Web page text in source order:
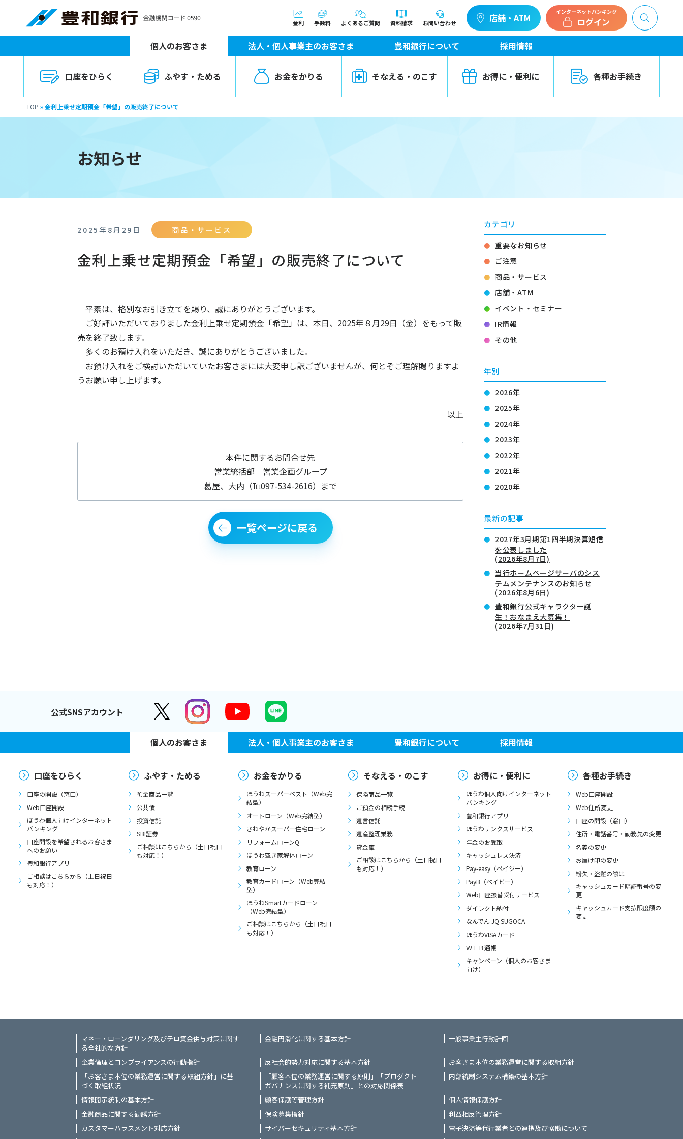
金利 手数料 よくあるご質問 資料請求 お問い合わせ 店舗・ATM
インターネットバンキング
ログイン
個人のお客さま
法人・個人事業主のお客さま 豊和銀行について 採用情報
口座をひらく ふやす・ためる お金をかりる そなえる・のこす お得に・便利に 各種お手続き
TOP »金利上乗せ定期預金「希望」の販売終了について
お知らせ
2025年8月29日 商品・サービス
金利上乗せ定期預金「希望」の販売終了について
平素は、格別なお引き立てを賜り、誠にありがとうございます。
ご好評いただいておりました金利上乗せ定期預金「希望」は、本日、2025年８月29日（金）をもって販
売を終了致します。
多くのお預け入れをいただき、誠にありがとうございました。
お預け入れをご検討いただいていたお客さまには大変申し訳ございませんが、何とぞご理解賜りますよ
うお願い申し上げます。
以上
本件に関するお問合せ先
営業統括部 営業企画グループ
葛屋、大内（℡097-534-2616）まで
一覧ページに戻る
カテゴリ
重要なお知らせ
ご注意
商品・サービス
店舗・ATM
イベント・セミナー
IR情報
その他
年別
2026年
2025年
2024年
2023年
2022年
2021年
2020年
最新の記事
2027年3月期第1四半期決算短信
を公表しました
(2026年8月7日)
当行ホームページサーバのシス
テムメンテナンスのお知らせ
(2026年8月6日)
豊和銀行公式キャラクター誕
生！おなまえ大募集！
(2026年7月31日)
公式SNSアカウント
個人のお客さま 法人・個人事業主のお客さま 豊和銀行について 採用情報
口座をひらく
口座の開設（窓口）
Web口座開設
ほうわ個人向けインターネット
バンキング
口座開設を希望されるお客さま
へのお願い
豊和銀行アプリ
ご相談はこちらから（土日祝日
も対応！）
ふやす・ためる
預金商品一覧
公共債
投資信託
SBI証券
ご相談はこちらから（土日祝日
も対応！）
お金をかりる
ほうわスーパーベスト（Web完
結型）
オートローン（Web完結型）
さわやかスーパー住宅ローン
リフォームローンQ
ほうわ空き家解体ローン
教育ローン
教育カードローン（Web完結
型）
ほうわSmartカードローン
（Web完結型）
ご相談はこちらから（土日祝日
も対応！）
そなえる・のこす
保険商品一覧
ご預金の相続手続
遺言信託
遺産整理業務
貸金庫
ご相談はこちらから（土日祝日
も対応！）
お得に・便利に
ほうわ個人向けインターネット
バンキング
豊和銀行アプリ
ほうわサンクスサービス
年金のお受取
キャッシュレス決済
Pay-easy（ペイジー）
PayB（ペイビー）
Web口座振替受付サービス
ダイレクト納付
なんでん JQ SUGOCA
ほうわVISAカード
ＷＥＢ通帳
キャンペーン（個人のお客さま
向け）
各種お手続き
Web口座開設
Web住所変更
口座の開設（窓口）
住所・電話番号・勤務先の変更
名義の変更
お届け印の変更
紛失・盗難の際は
キャッシュカード暗証番号の変
更
キャッシュカード支払限度額の
変更
マネー・ローンダリング及びテロ資金供与対策に関す
る全社的な方針
金融円滑化に関する基本方針 一般事業主行動計画
企業倫理とコンプライアンスの行動指針 反社会的勢力対応に関する基本方針
お客さま本位の業務運営に関する取組方針
「お客さま本位の業務運営に関する取組方針」に基
づく取組状況
「顧客本位の業務運営に関する原則」「プロダクト
ガバナンスに関する補充原則」との対応関係表
内部統制システム構築の基本方針
情報開示統制の基本方針 顧客保護等管理方針
個人情報保護方針
金融商品に関する勧誘方針
保険募集指針
利益相反管理方針
カスタマーハラスメント対応方針
サイバーセキュリティ基本方針
電子決済等代行業者との連携及び協働について